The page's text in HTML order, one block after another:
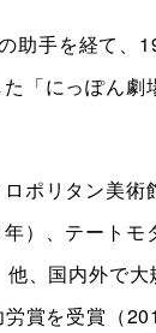
助手を経て、
「にっぽん
ポリタン美
）、テートモ
、国内外で
賞を受賞（